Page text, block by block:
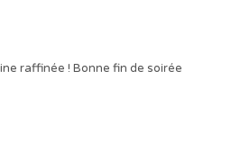
raffinée ! Bonne fin de soirée